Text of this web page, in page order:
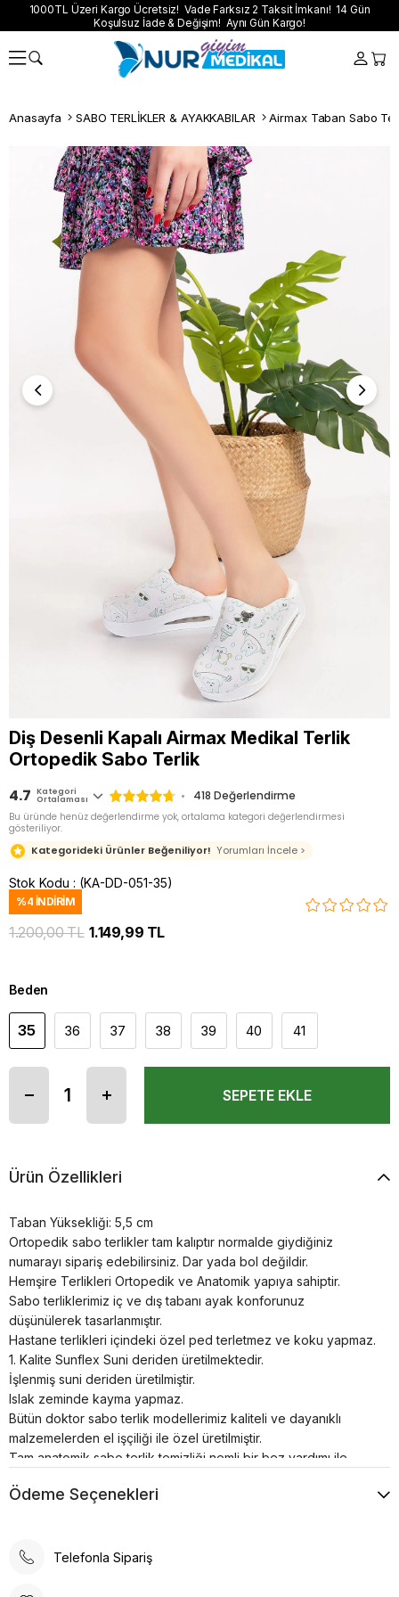
1000TL Üzeri Kargo Ücretsiz! Vade Farksız 2 Taksit İmkanı! 14 Gün
Koşulsuz İade & Değişim! Aynı Gün Kargo!
Anasayfa SABO TERLİKLER & AYAKKABILAR Airmax Taban Sabo
Diş Desenli Kapalı Airmax Medikal Terlik
Ortopedik Sabo Terlik
4.7 Kategori
Ortalaması 418 Değerlendirme
Bu üründe henüz değerlendirme yok, ortalama kategori değerlendirmesi
gösteriliyor.
Kategorideki Ürünler Beğeniliyor! Yorumları İncele >
Stok Kodu (KA-DD-051-35)
%4 İNDIRIM
1.200,00 TL 1.149,99 TL
Beden
35 36 37 38 39 40 41
Ürün Özellikleri
Taban Yüksekliği: 5,5 cm
Ortopedik sabo terlikler tam kalıptır normalde giydiğiniz
numarayı sipariş edebilirsiniz. Dar yada bol değildir.
Hemşire Terlikleri Ortopedik ve Anatomik yapıya sahiptir.
Sabo terliklerimiz iç ve dış tabanı ayak konforunuz
düşünülerek tasarlanmıştır.
Hastane terlikleri içindeki özel ped terletmez ve koku yapmaz.
1. Kalite Sunflex Suni deriden üretilmektedir.
İşlenmiş suni deriden üretilmiştir.
Islak zeminde kayma yapmaz.
Bütün doktor sabo terlik modellerimiz kaliteli ve dayanıklı
malzemelerden el işçiliği ile özel üretilmiştir.
Tam anatomik sabo terlik temizliği nemli bir bez yardımı ile
Airmax sabo terlikler; hastanelerde, restoranlarda, otellerde,
konforlu bir deneyim sunar. Günlük kullanım için ideal olan bu
Ödeme Seçenekleri
Telefonla Sipariş